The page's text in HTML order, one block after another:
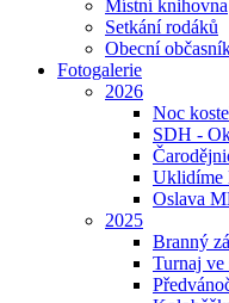
Místní knihovna
Setkání rodáků
Obecní
Fotogalerie
2026
Noc
SDH -
Uklidíme
Oslava
2025
Branný
Turnaj ve